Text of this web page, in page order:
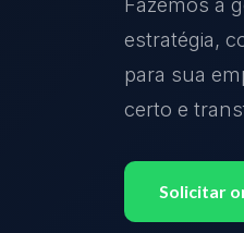
estratégia,
para sua
certo e
Solicitar